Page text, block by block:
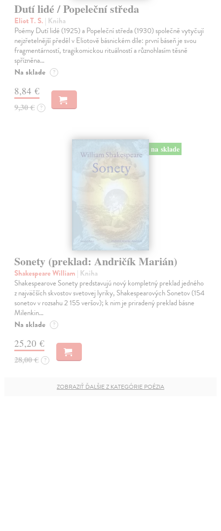
Dutí lidé / Popeleční středa
Eliot T. S. | Kniha
Poémy Dutí lidé (1925) a Popeleční středa (1930) společně vytyčují
nejzřetelnější předěl v Eliotově básnickém díle: první báseň je svou
fragmentárností, tragikomickou rituálností a různohlasím těsně
spřízněna…
Na sklade ?
8,84 €
9,30 € ?
na sklade
Sonety (preklad: Andričík Marián)
Shakespeare William | Kniha
Shakespearove Sonety predstavujú nový kompletný preklad jedného
z najväčších skvostov svetovej lyriky, Shakespearových Sonetov (154
sonetov v rozsahu 2 155 veršov); k nim je priradený preklad básne
Milenkin…
Na sklade ?
25,20 €
28,00 € ?
ZOBRAZIŤ ĎALŠIE Z KATEGÓRIE POÉZIA